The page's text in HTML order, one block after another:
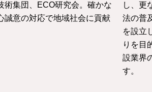
術集団、ECO研究会。確かな
誠意の対応で地域社会に貢献
し、更
法の普
を設立
りを目
設業界
す。